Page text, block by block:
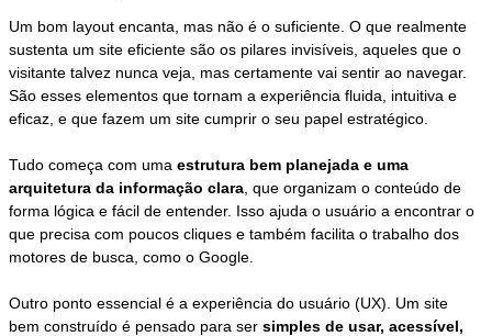
Um bom layout encanta, mas não é o suficiente. O que realmente
sustenta um site eficiente são os pilares invisíveis, aqueles que o
visitante talvez nunca veja, mas certamente vai sentir ao navegar.
São esses elementos que tornam a experiência fluida, intuitiva e
eficaz, e que fazem um site cumprir o seu papel estratégico.
Tudo começa com umaestrutura bem planejada e uma
arquitetura da informação clara , que organizam o conteúdo de
forma lógica e fácil de entender. Isso ajuda o usuário a encontrar o
que precisa com poucos cliques e também facilita o trabalho dos
motores de busca, como o Google.
Outro ponto essencial é a experiência do usuário (UX). Um site
bem construído é pensado para sersimples de usar, acessível,